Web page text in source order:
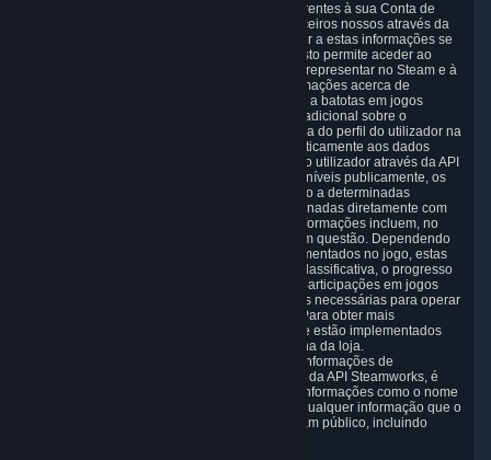
5.4 Disponibilizamos determinados dados referentes à sua Conta de
utilizador do Steam a outros jogadores e a parceiros nossos através da
API Steamworks. Qualquer pessoa pode aceder a estas informações se
procurar a Steam ID do utilizador. No mínimo, isto permite aceder ao
nome público que o utilizador escolheu para o representar no Steam e à
respetiva imagem de Avatar, bem como a informações acerca de
exclusões que o utilizador tenha sofrido devido a batotas em jogos
multijogador. O acesso a qualquer informação adicional sobre o
utilizador pode ser controlado através da página do perfil do utilizador na
Comunidade Steam; é possível aceder automaticamente aos dados
disponíveis publicamente na página de perfil do utilizador através da API
Steamworks. Para além das informações disponíveis publicamente, os
programadores e editores dos jogos têm acesso a determinadas
informações a partir da API Steamworks relacionadas diretamente com
os utilizadores dos jogos que operam. Estas informações incluem, no
mínimo, se o utilizador é proprietário do jogo em questão. Dependendo
dos serviços Steamworks que estiverem implementados no jogo, estas
informações poderão também incluir a tabela classificativa, o progresso
do utilizador no jogo, os feitos alcançados, as participações em jogos
multijogador, itens do jogo e outras informações necessárias para operar
o jogo e prestar serviços de apoio ao mesmo. Para obter mais
informações sobre os serviços Steamworks que estão implementados
num jogo específico, consulte a respetiva página da loja.
Apesar de não partilharmos intencionalmente Informações de
identificação pessoal sobre o utilizador através da API Steamworks, é
possível aceder através da API Steamworks a informações como o nome
real ou o endereço de e-mail do utilizador e a qualquer informação que o
utilizador partilhe sobre si próprio no perfil Steam público, incluindo